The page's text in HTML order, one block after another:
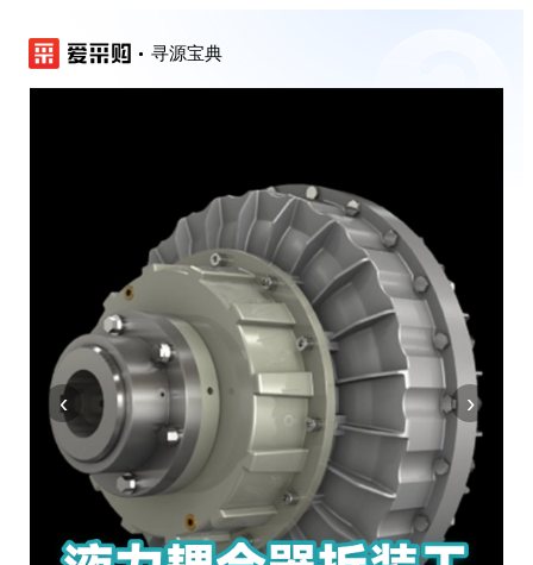
寻源宝典
‹ ›